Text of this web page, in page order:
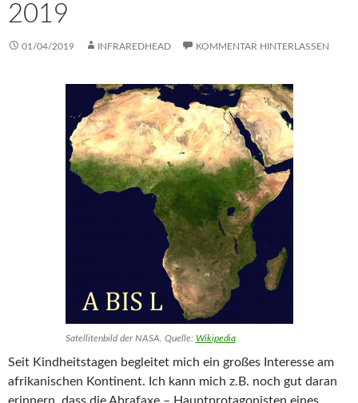
2019
01/04/2019 INFRAREDHEAD KOMMENTAR HINTERLASSEN
Satellitenbild der NASA. Quelle: Wikipedia
Seit Kindheitstagen begleitet mich ein großes Interesse am
afrikanischen Kontinent. Ich kann mich z.B. noch gut daran